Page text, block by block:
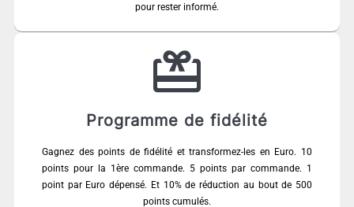
pour rester informé.
Programme de fidélité
Gagnez des points de fidélité et transformez-les en Euro. 10
points pour la 1ère commande. 5 points par commande. 1
point par Euro dépensé. Et 10% de réduction au bout de 500
points cumulés.